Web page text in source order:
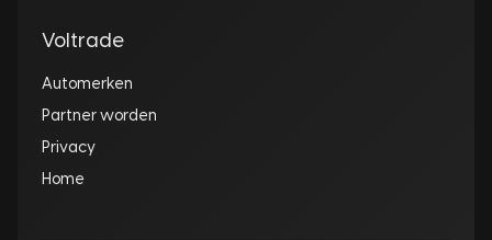
Voltrade
Automerken
Partner worden
Privacy
Home